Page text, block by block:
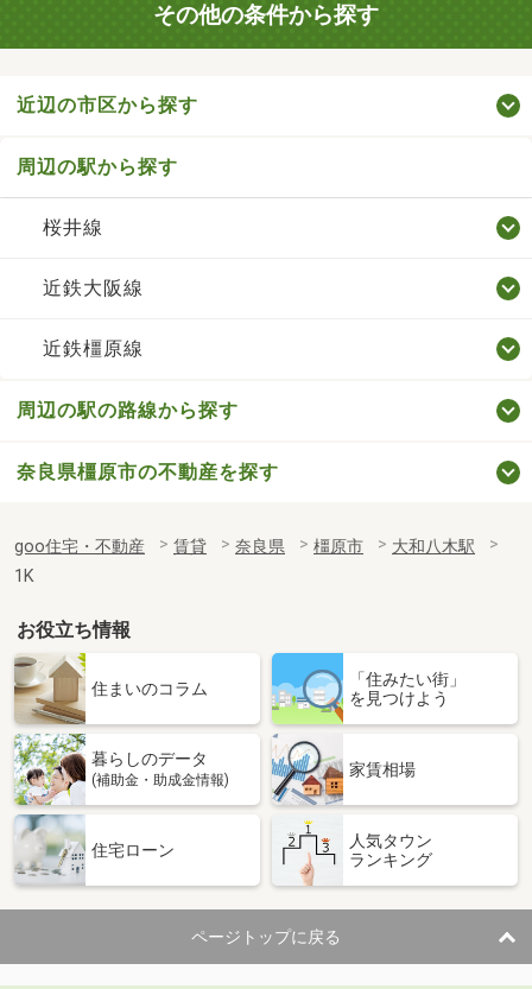
その他の条件から探す
近辺の市区から探す
周辺の駅から探す
桜井線
近鉄大阪線
近鉄橿原線
周辺の駅の路線から探す
奈良県橿原市の不動産を探す
goo住宅・不動産 賃貸 奈良県 橿原市
大和八木駅
1K
お役立ち情報
住まいのコラム
「住みたい街」
を見つけよう
暮らしのデータ
(補助金・助成金情報)
家賃相場
住宅ローン
人気タウン
ランキング
ページトップに戻る